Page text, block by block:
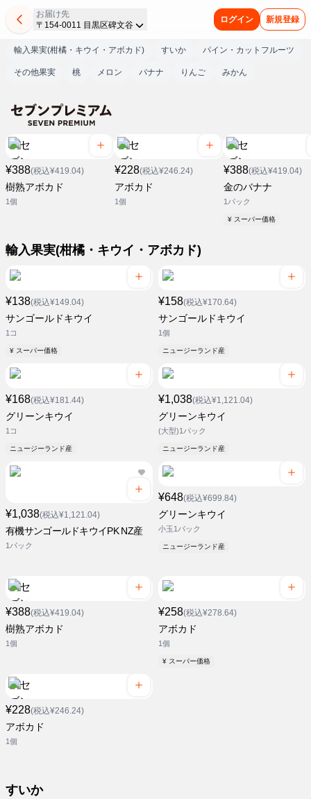
お届け先
〒154-0011 目黒区碑文谷
ログイン 新規登録
輸入果実(柑橘・キウイ・アボカド) すいか パイン・カットフルーツ
その他果実 桃 メロン バナナ りんご みかん
¥388(税込¥419.04)
樹熟アボカド
1個
¥228(税込¥246.24)
アボカド
1個
¥388(税込¥419.04)
金のバナナ
1パック
¥ スーパー価格
輸入果実(柑橘・キウイ・アボカド)
¥138(税込¥149.04)
サンゴールドキウイ
1コ
¥ スーパー価格
¥158(税込¥170.64)
サンゴールドキウイ
1個
ニュージーランド産
¥168(税込¥181.44)
グリーンキウイ
1コ
ニュージーランド産
¥1,038(税込¥1,121.04)
グリーンキウイ
(大型)1パック
ニュージーランド産
¥1,038(税込¥1,121.04)
有機サンゴールドキウイPK NZ産
1パック
¥648(税込¥699.84)
グリーンキウイ
小玉1パック
ニュージーランド産
¥388(税込¥419.04)
樹熟アボカド
1個
¥258(税込¥278.64)
アボカド
1個
¥ スーパー価格
¥228(税込¥246.24)
アボカド
1個
すいか